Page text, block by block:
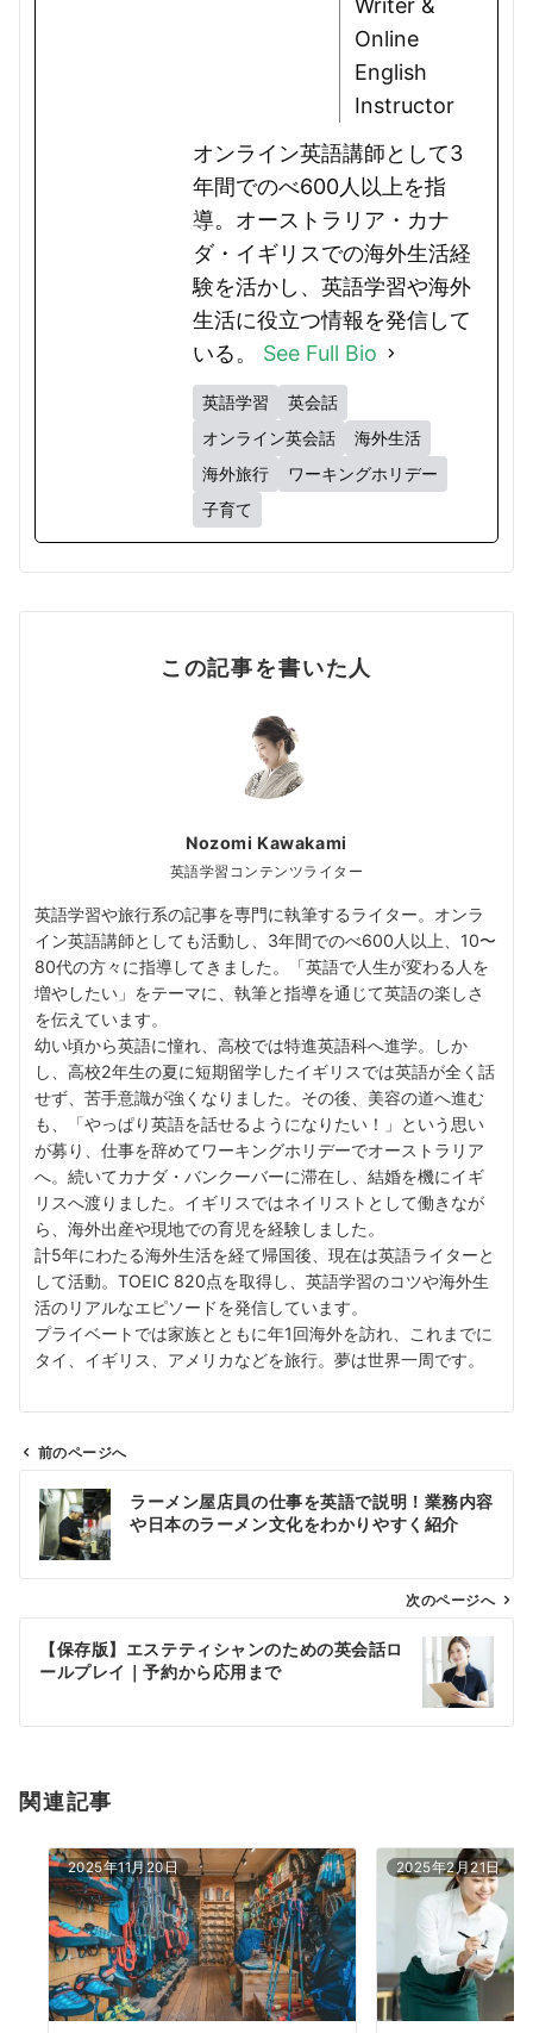
Writer &
Online
English
Instructor
オンライン英語講師として3
年間でのべ600人以上を指
導。オーストラリア・カナ
ダ・イギリスでの海外生活経
験を活かし、英語学習や海外
生活に役立つ情報を発信して
いる。 See Full Bio
英語学習
英会話
オンライン英会話
海外生活
海外旅行
ワーキングホリデー
子育て
この記事を書いた人
Nozomi Kawakami
英語学習コンテンツライター
英語学習や旅行系の記事を専門に執筆するライター。オンラ
イン英語講師としても活動し、3年間でのべ600人以上、10〜
80代の方々に指導してきました。「英語で人生が変わる人を
増やしたい」をテーマに、執筆と指導を通じて英語の楽しさ
を伝えています。
幼い頃から英語に憧れ、高校では特進英語科へ進学。しか
し、高校2年生の夏に短期留学したイギリスでは英語が全く話
せず、苦手意識が強くなりました。その後、美容の道へ進む
も、「やっぱり英語を話せるようになりたい！」という思い
が募り、仕事を辞めてワーキングホリデーでオーストラリア
へ。続いてカナダ・バンクーバーに滞在し、結婚を機にイギ
リスへ渡りました。イギリスではネイリストとして働きなが
ら、海外出産や現地での育児を経験しました。
計5年にわたる海外生活を経て帰国後、現在は英語ライターと
して活動。TOEIC 820点を取得し、英語学習のコツや海外生
活のリアルなエピソードを発信しています。
プライベートでは家族とともに年1回海外を訪れ、これまでに
タイ、イギリス、アメリカなどを旅行。夢は世界一周です。
ン
前のページへ
ラーメン屋店員の仕事を英語で説明！業務内容
や日本のラーメン文化をわかりやすく紹介
次のページへ
【保存版】エステティシャンのための英会話ロ
ールプレイ｜予約から応用まで
関連記事
2025年11月20日 2025年2月21日